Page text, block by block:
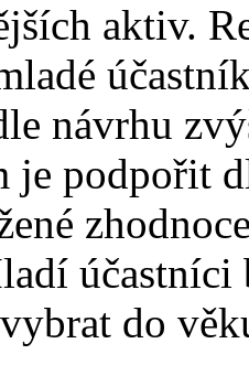
aktiv.
návrhu
je podpořit
účastníci
do